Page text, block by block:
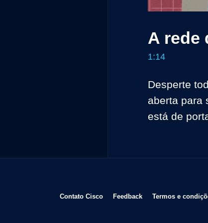
A rede
1:14
Desperte
aberta para
está de
Contato CiscoAbre em uma nova janela
FeedbackAbre em uma nova
Termos e